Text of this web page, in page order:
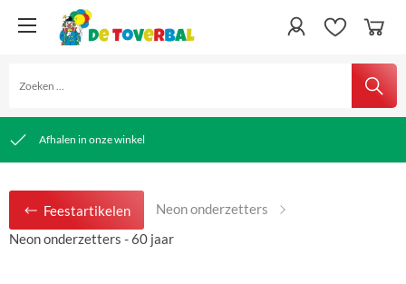
snelle verzending
Gratis verzending vanaf € 50,00
Afhalen in onze winkel
Feestartikelen
Neon onderzetters
Neon onderzetters - 60 jaar